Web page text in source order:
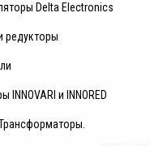
Delta Electronics
редукторы
INNOVARI и INNORED